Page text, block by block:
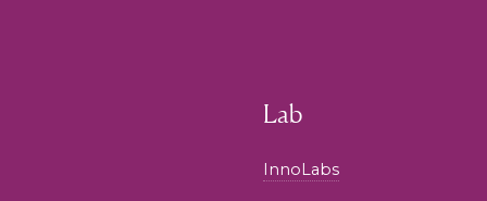
Lab
InnoLabs